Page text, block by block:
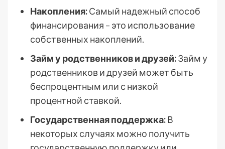
Накопления:Самый надежный способ
финансирования – это использование
собственных накоплений.
Займ у родственников и друзей:Займ у
родственников и друзей может быть
беспроцентным или с низкой
процентной ставкой.
Государственная поддержка:В
некоторых случаях можно получить